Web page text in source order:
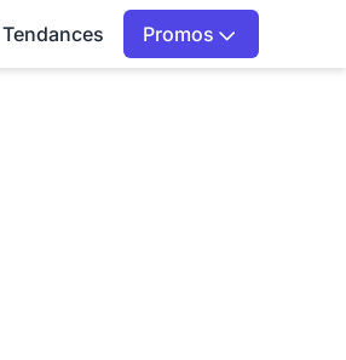
Tendances Promos